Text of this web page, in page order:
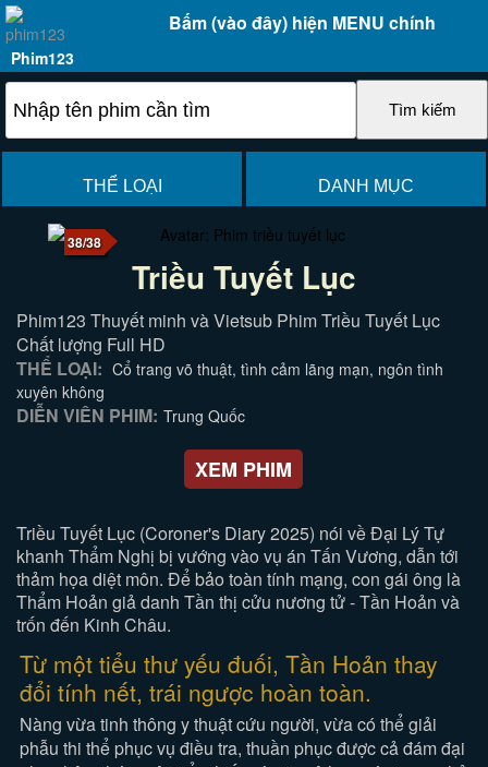
Bấm (vào đây) hiện MENU chính
Phim123
THỂ LOẠI DANH MỤC
38/38
Triều Tuyết Lục
Phim123 Thuyết minh và Vietsub Phim Triều Tuyết Lục
Chất lượng Full HD
THỂ LOẠI: Cổ trang võ thuật, tình cảm lãng mạn, ngôn tình
xuyên không
DIỄN VIÊN PHIM: Trung Quốc
XEM PHIM
Triều Tuyết Lục (Coroner's Diary 2025) nói về Đại Lý Tự
khanh Thẩm Nghị bị vướng vào vụ án Tấn Vương, dẫn tới
thảm họa diệt môn. Để bảo toàn tính mạng, con gái ông là
Thẩm Hoản giả danh Tần thị cửu nương tử - Tần Hoản và
trốn đến Kinh Châu.
Từ một tiểu thư yếu đuối, Tần Hoản thay
đổi tính nết, trái ngược hoàn toàn.
Nàng vừa tinh thông y thuật cứu người, vừa có thể giải
phẫu thi thể phục vụ điều tra, thuần phục được cả đám đại